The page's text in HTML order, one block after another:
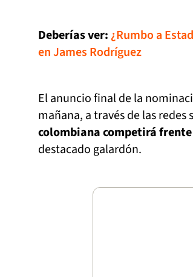
Deberías ver: ¿Rumbo a
en James Rodríguez
El anuncio final de la
mañana, a través de las redes
colombiana competirá
destacado galardón.